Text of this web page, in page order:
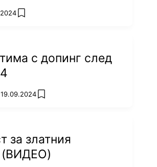
add favorites
с допинг след
add favorites
за златния
(ВИДЕО)